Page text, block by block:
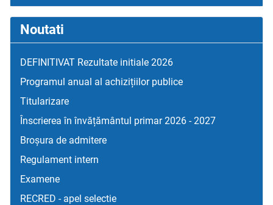
Noutati
DEFINITIVAT Rezultate initiale 2026
Programul anual al achizițiilor publice
Titularizare
Înscrierea în învățământul primar 2026 - 2027
Broșura de admitere
Regulament intern
Examene
RECRED - apel selectie